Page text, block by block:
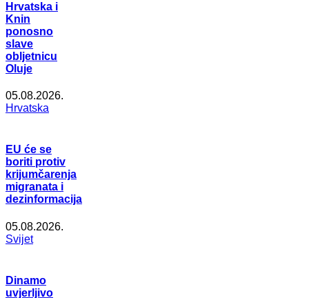
Hrvatska i
Knin
ponosno
slave
obljetnicu
Oluje
05.08.2026.
Hrvatska
EU će se
boriti protiv
krijumčarenja
migranata i
dezinformacija
05.08.2026.
Svijet
Dinamo
uvjerljivo